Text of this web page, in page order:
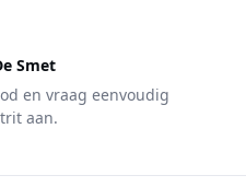
Smet
en vraag eenvoudig
aan.